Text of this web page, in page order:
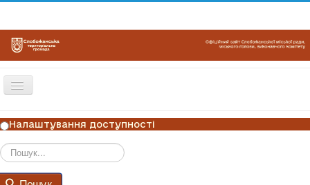
Перемикач
ГОЛОВНА
НОВИНИ
ОГОЛОШЕННЯ
Налаштування доступності